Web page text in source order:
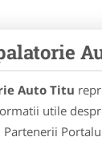
Auto Titu
utile
Partenerii